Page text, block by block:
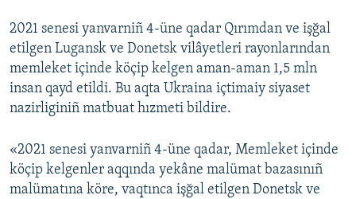
RFE/RS bütün saytları
2021 senesi yanvarniñ 4-üne qadar Qırımdan ve işğal
etilgen Lugansk ve Donetsk vilâyetleri rayonlarından
memleket içinde köçip kelgen aman-aman 1,5 mln
insan qayd etildi. Bu aqta Ukraina içtimaiy siyaset
nazirliginiñ matbuat hızmeti bildire.
«2021 senesi yanvarniñ 4-üne qadar, Memleket içinde
köçip kelgenler aqqında yekâne malümat bazasınıñ
malümatına köre, vaqtınca işğal etilgen Donetsk ve